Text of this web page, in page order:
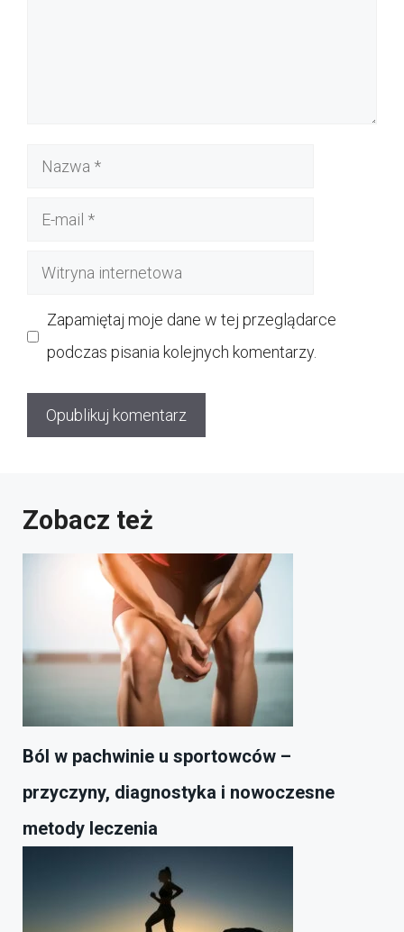
Nazwa
Witryna
Zapamiętaj moje dane w tej przeglądarce
podczas pisania kolejnych komentarzy.
Zobacz też
Ból w pachwinie u sportowców –
przyczyny, diagnostyka i nowoczesne
metody leczenia